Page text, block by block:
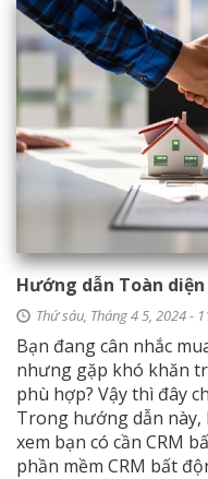
Hướng dẫn Toàn diện
Thứ sáu, Tháng 4 5, 2024 -
Bạn đang cân nhắc
nhưng gặp khó khăn
phù hợp? Vậy thì đây
Trong hướng dẫn này,
xem bạn có cần CRM
phần mềm CRM bất